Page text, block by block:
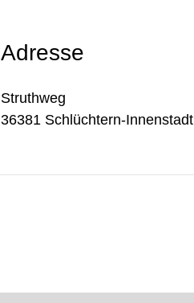
Adresse
Struthweg
36381 Schlüchtern-Innenstadt